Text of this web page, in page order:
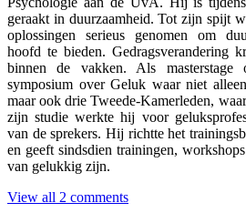
geraakt in duurzaamheid. Tot zijn spijt
oplossingen serieus genomen om
hoofd te bieden. Gedragsverandering
binnen de vakken. Als masterstage
symposium over Geluk waar niet
maar ook drie Tweede-Kamerleden,
zijn studie werkte hij voor
van de sprekers. Hij richtte het
en geeft sindsdien trainingen,
van gelukkig zijn.
View all 2 comments